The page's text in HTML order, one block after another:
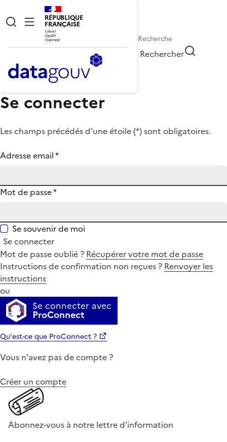
RÉPUBLIQUE
FRANÇAISE
Rechercher
Se connecter
Les champs précédés d'une étoile (*) sont obligatoires.
Adresse email*
Mot de passe*
Se souvenir de moi
Se connecter
Mot de passe oublié ? Récupérer votre mot de passe
Instructions de confirmation non reçues ? Renvoyer les
instructions
ou
Se connecter avec
ProConnect
Qu'est-ce que ProConnect ?
Vous n'avez pas de compte ?
Créer un compte
Abonnez-vous à notre lettre d'information